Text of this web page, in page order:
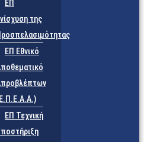
ΕΠ
της
ΕΠ Εθνικό
ΕΠ Τεχνική